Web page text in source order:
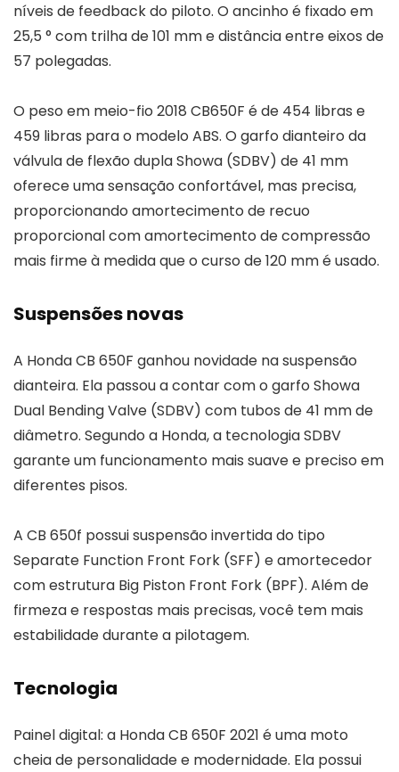
níveis de feedback do piloto. O ancinho é fixado em
25,5 ° com trilha de 101 mm e distância entre eixos de
57 polegadas.
O peso em meio-fio 2018 CB650F é de 454 libras e
459 libras para o modelo ABS. O garfo dianteiro da
válvula de flexão dupla Showa (SDBV) de 41 mm
oferece uma sensação confortável, mas precisa,
proporcionando amortecimento de recuo
proporcional com amortecimento de compressão
mais firme à medida que o curso de 120 mm é usado.
Suspensões novas
A Honda CB 650F ganhou novidade na suspensão
dianteira. Ela passou a contar com o garfo Showa
Dual Bending Valve (SDBV) com tubos de 41 mm de
diâmetro. Segundo a Honda, a tecnologia SDBV
garante um funcionamento mais suave e preciso em
diferentes pisos.
A CB 650f possui suspensão invertida do tipo
Separate Function Front Fork (SFF) e amortecedor
com estrutura Big Piston Front Fork (BPF). Além de
firmeza e respostas mais precisas, você tem mais
estabilidade durante a pilotagem.
Tecnologia
Painel digital: a Honda CB 650F 2021 é uma moto
cheia de personalidade e modernidade. Ela possui